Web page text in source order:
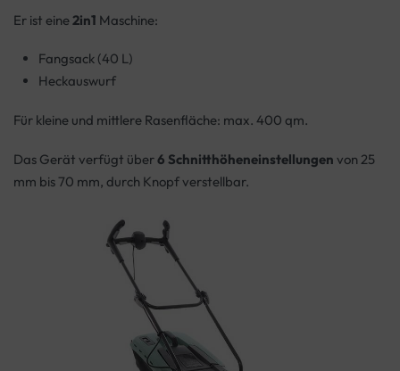
Er ist eine2in1 Maschine:
Fangsack (40 L)
Heckauswurf
Für kleine und mittlere Rasenfläche: max. 400 qm.
Das Gerät verfügt über6 Schnitthöheneinstellungen von 25
mm bis 70 mm, durch Knopf verstellbar.